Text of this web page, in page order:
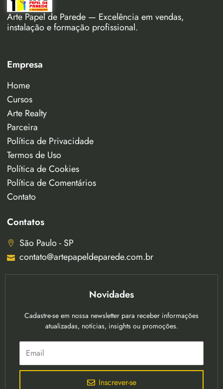
Arte Papel de Parede — Excelência em vendas,
instalação e formação profissional.
Empresa
Home
Cursos
Arte Realty
Parceira
Política de Privacidade
Termos de Uso
Política de Cookies
Política de Comentários
Contato
Contatos
São Paulo - SP
contato@artepapeldeparede.com.br
Novidades
Cadastre-se em nossa newsletter para receber informações
atualizadas, notícias, insights ou promoções.
Inscrever-se